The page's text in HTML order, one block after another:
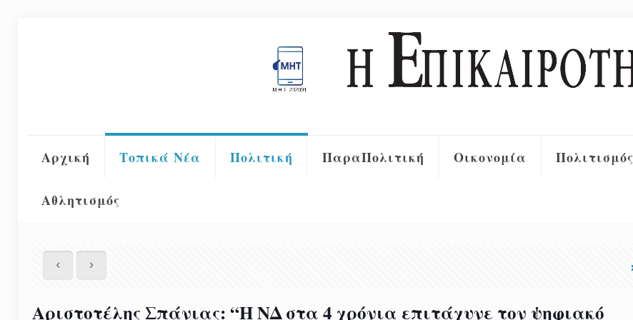
Αρχική Τοπικά Νέα Πολιτική ΠαραΠολιτική Οικονομία Πολιτισμός
Αθλητισμός
Αριστοτέλης Σπάνιας: “Η ΝΔ στα 4 χρόνια επιτάχυνε τον ψηφιακό